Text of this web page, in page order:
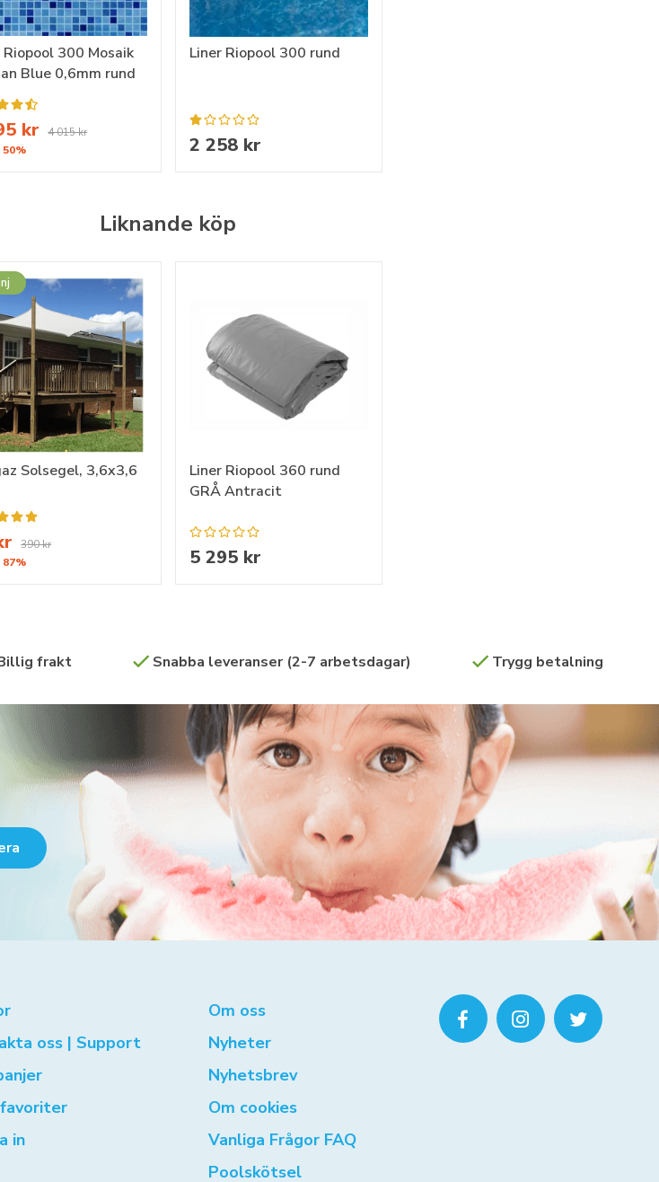
Riopool 300 Mosaik
Blue 0,6mm rund
kr
4 015 kr
50%
Liner Riopool 300 rund
2 258 kr
Liknande köp
Solsegel, 3,6x3,6
390 kr
87%
Liner Riopool 360 rund
GRÅ Antracit
5 295 kr
frakt Snabba leveranser (2-7 arbetsdagar) Trygg betalning
oss | Support
in
Om oss
Nyheter
Nyhetsbrev
Om cookies
Vanliga Frågor FAQ
Poolskötsel